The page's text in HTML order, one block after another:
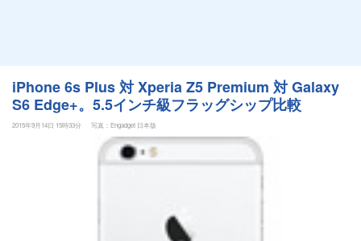
iPhone 6s Plus 対 Xperia Z5 Premium 対 Galaxy
S6 Edge+。5.5インチ級フラッグシップ比較
2015年9月14日 15時33分 写真：Engadget 日本版